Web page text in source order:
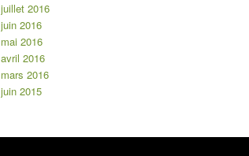
juillet 2016
juin 2016
mai 2016
avril 2016
mars 2016
juin 2015